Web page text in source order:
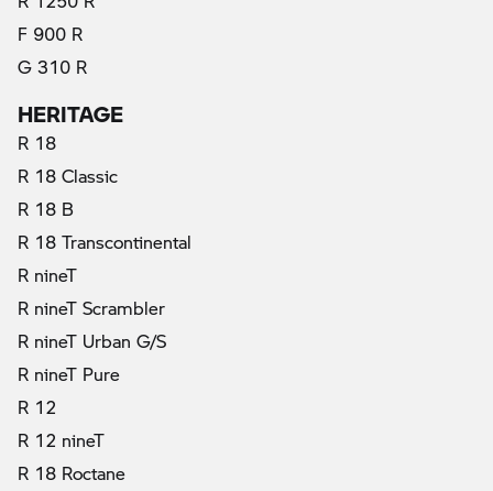
F 900 R
G 310 R
HERITAGE
R 18
R 18 Classic
R 18 B
R 18 Transcontinental
R nineT
R nineT Scrambler
R nineT Urban G/S
R nineT Pure
R 12
R 12 nineT
R 18 Roctane